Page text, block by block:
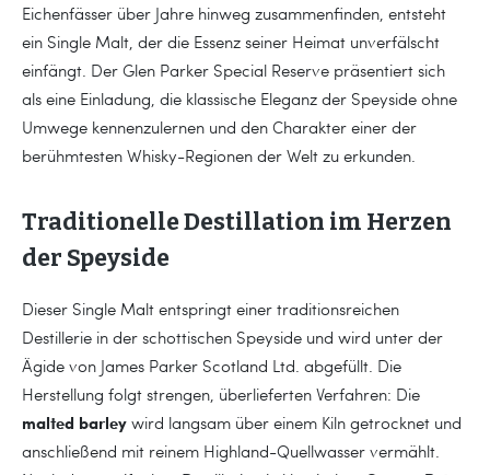
Eichenfässer über Jahre hinweg zusammenfinden, entsteht
ein Single Malt, der die Essenz seiner Heimat unverfälscht
einfängt. Der Glen Parker Special Reserve präsentiert sich
als eine Einladung, die klassische Eleganz der Speyside ohne
Umwege kennenzulernen und den Charakter einer der
berühmtesten Whisky-Regionen der Welt zu erkunden.
Traditionelle Destillation im Herzen
der Speyside
Dieser Single Malt entspringt einer traditionsreichen
Destillerie in der schottischen Speyside und wird unter der
Ägide von James Parker Scotland Ltd. abgefüllt. Die
Herstellung folgt strengen, überlieferten Verfahren: Die
malted barley wird langsam über einem Kiln getrocknet und
anschließend mit reinem Highland-Quellwasser vermählt.